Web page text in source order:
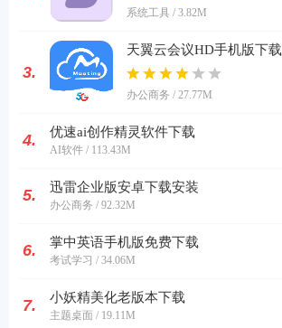
系统工具 / 3.82M
3.
天翼云会议HD手机版下载
办公商务 / 27.77M
4. 优速ai创作精灵软件下载
AI软件 / 113.43M
5. 迅雷企业版安卓下载安装
办公商务 / 92.32M
6. 掌中英语手机版免费下载
考试学习 / 34.06M
7. 小妖精美化老版本下载
主题桌面 / 19.11M